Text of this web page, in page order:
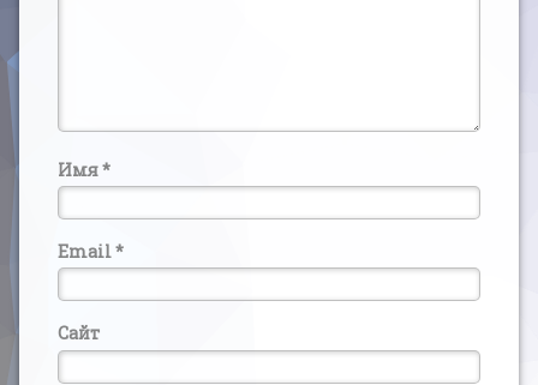
Имя*
Email*
Сайт